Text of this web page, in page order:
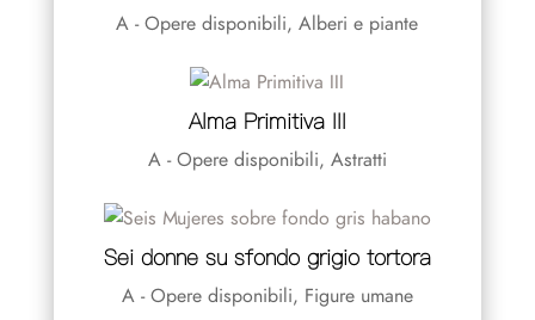
A - Opere disponibili,Alberi e piante
Alma Primitiva III
A - Opere disponibili, Astratti
Sei donne su sfondo grigio tortora
A - Opere disponibili, Figure umane